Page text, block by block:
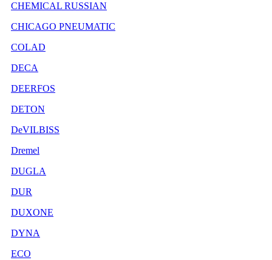
CHEMICAL RUSSIAN
CHICAGO PNEUMATIC
COLAD
DECA
DEERFOS
DETON
DeVILBISS
Dremel
DUGLA
DUR
DUXONE
DYNA
ECO